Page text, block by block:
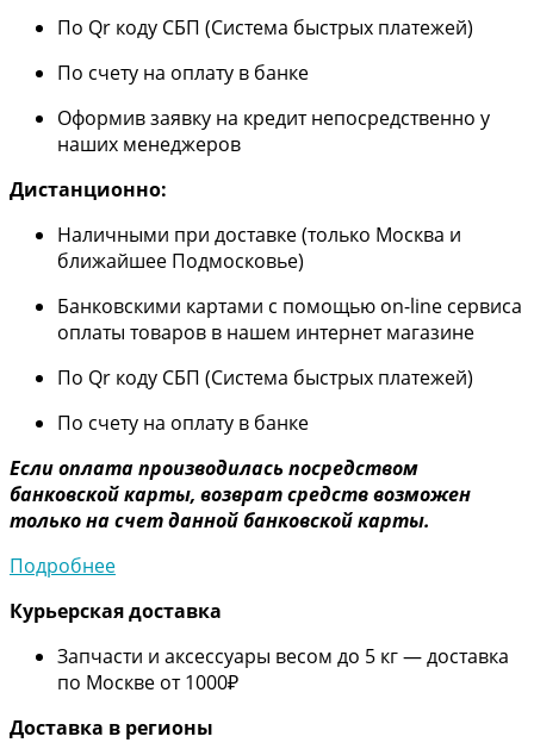
По Qr коду СБП (Система быстрых платежей)
По счету на оплату в банке
Оформив заявку на кредит непосредственно у
наших менеджеров
Дистанционно:
Наличными при доставке (только Москва и
ближайшее Подмосковье)
Банковскими картами с помощью on-line сервиса
оплаты товаров в нашем интернет магазине
По Qr коду СБП (Система быстрых платежей)
По счету на оплату в банке
Если оплата производилась посредством
банковской карты, возврат средств возможен
только на счет данной банковской карты.
Подробнее
Курьерская доставка
Запчасти и аксессуары весом до 5 кг — доставка
по Москве от 1000₽
Доставка в регионы